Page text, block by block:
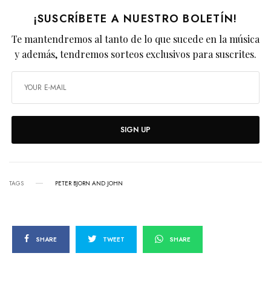
¡SUSCRÍBETE A NUESTRO BOLETÍN!
Te mantendremos al tanto de lo que sucede en la música
y además, tendremos sorteos exclusivos para suscrites.
SIGN UP
TAGS PETER BJORN AND JOHN
SHARE TWEET SHARE